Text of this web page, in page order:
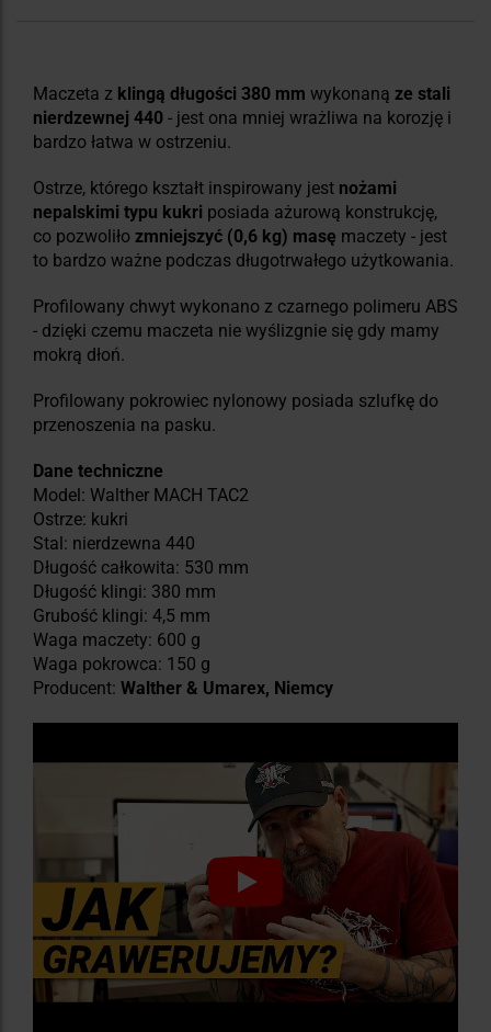
Maczeta z klingą długości 380 mm wykonaną ze stali
nierdzewnej 440 - jest ona mniej wrażliwa na korozję i
bardzo łatwa w ostrzeniu.
Ostrze, którego kształt inspirowany jest nożami
nepalskimi typu kukri posiada ażurową konstrukcję,
co pozwoliło zmniejszyć (0,6 kg) masę maczety - jest
to bardzo ważne podczas długotrwałego użytkowania.
Profilowany chwyt wykonano z czarnego polimeru ABS
- dzięki czemu maczeta nie wyślizgnie się gdy mamy
mokrą dłoń.
Profilowany pokrowiec nylonowy posiada szlufkę do
przenoszenia na pasku.
Dane techniczne
Model: Walther MACH TAC2
Ostrze: kukri
Stal: nierdzewna 440
Długość całkowita: 530 mm
Długość klingi: 380 mm
Grubość klingi: 4,5 mm
Waga maczety: 600 g
Waga pokrowca: 150 g
Producent: Walther & Umarex, Niemcy